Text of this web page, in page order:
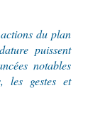
du plan
puissent
notables
les gestes et